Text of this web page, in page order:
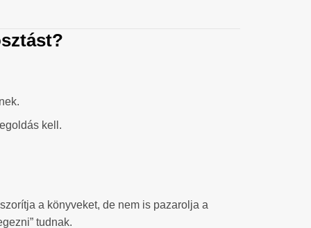
kell.
a könyveket, de nem is pazarolja a
tudnak.